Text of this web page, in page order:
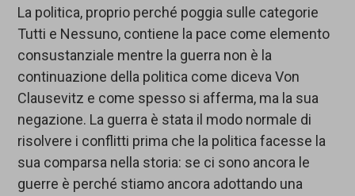
La politica, proprio perché poggia sulle categorie
Tutti e Nessuno, contiene la pace come elemento
consustanziale mentre la guerra non è la
continuazione della politica come diceva Von
Clausevitz e come spesso si afferma, ma la sua
negazione. La guerra è stata il modo normale di
risolvere i conflitti prima che la politica facesse la
sua comparsa nella storia: se ci sono ancora le
guerre è perché stiamo ancora adottando una